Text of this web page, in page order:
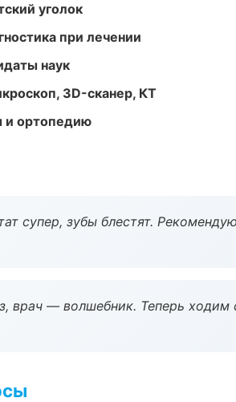
уголок
при лечении
наук
3D-сканер, КТ
и ортопедию
супер, зубы блестят.
врач — волшебник. Теперь ходим